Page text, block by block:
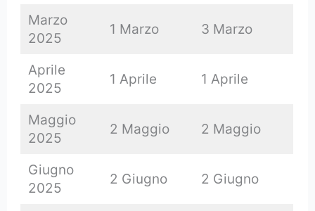
Marzo
2025
1 Marzo 3 Marzo
Aprile
2025
1 Aprile 1 Aprile
Maggio
2025
2 Maggio 2 Maggio
Giugno
2025
2 Giugno 2 Giugno